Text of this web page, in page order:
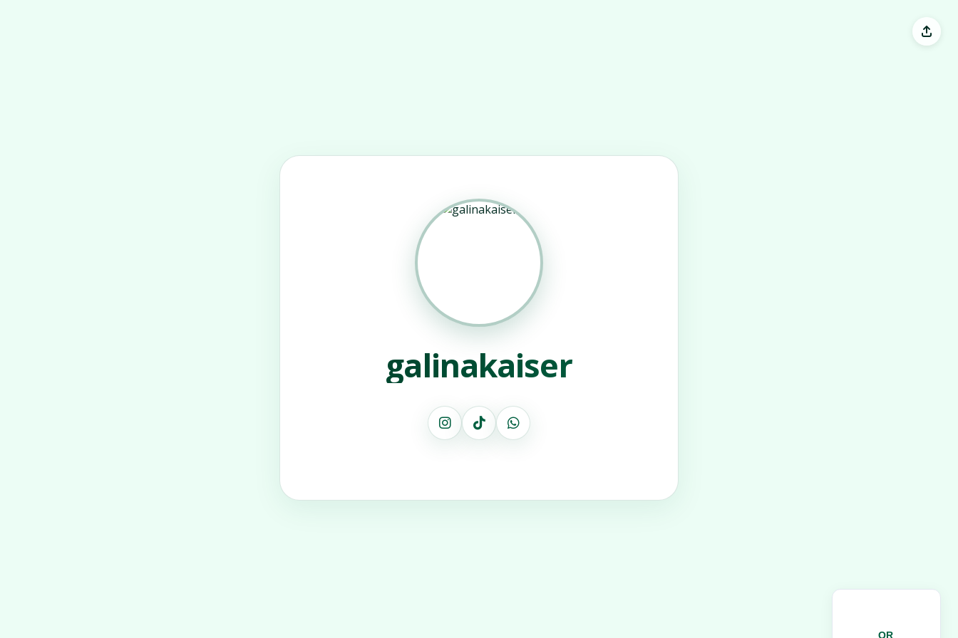
galinakaiser